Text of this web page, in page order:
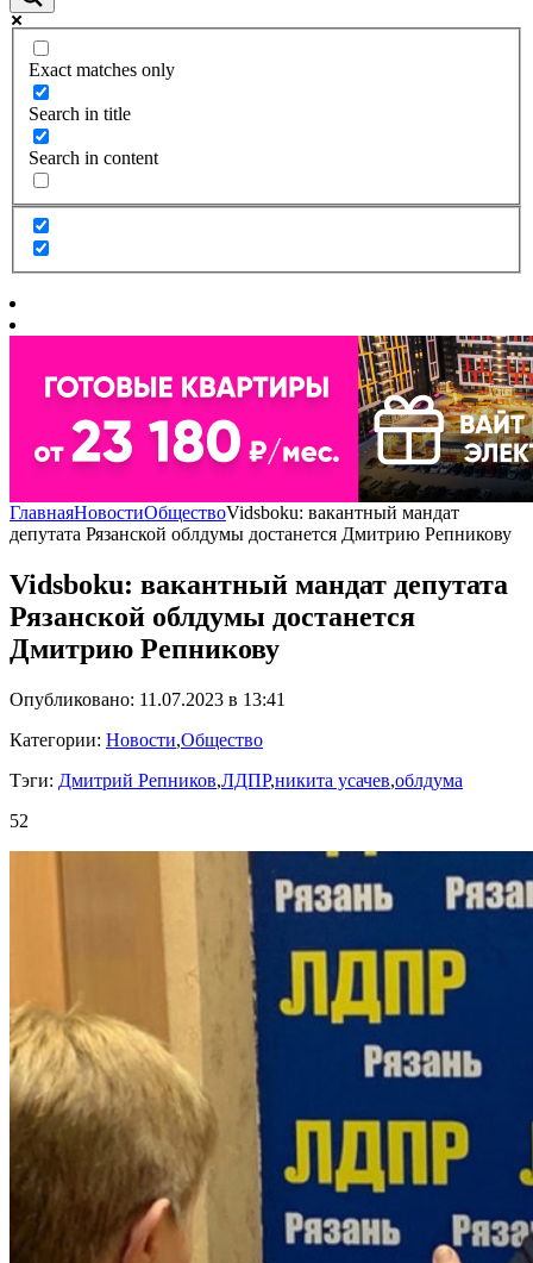
Exact matches only
Search in title
Search in content
ГлавнаяНовостиОбществоVidsboku: вакантный мандат
депутата Рязанской облдумы достанется Дмитрию Репникову
Vidsboku: вакантный мандат депутата
Рязанской облдумы достанется
Дмитрию Репникову
Опубликовано: 11.07.2023 в 13:41
Категории: Новости,Общество
Тэги: Дмитрий Репников,ЛДПР,никита усачев,облдума
52